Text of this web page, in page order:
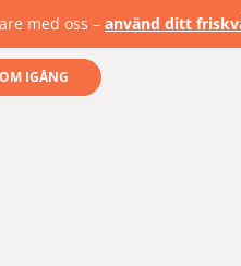
med oss – använd ditt
IGÅNG